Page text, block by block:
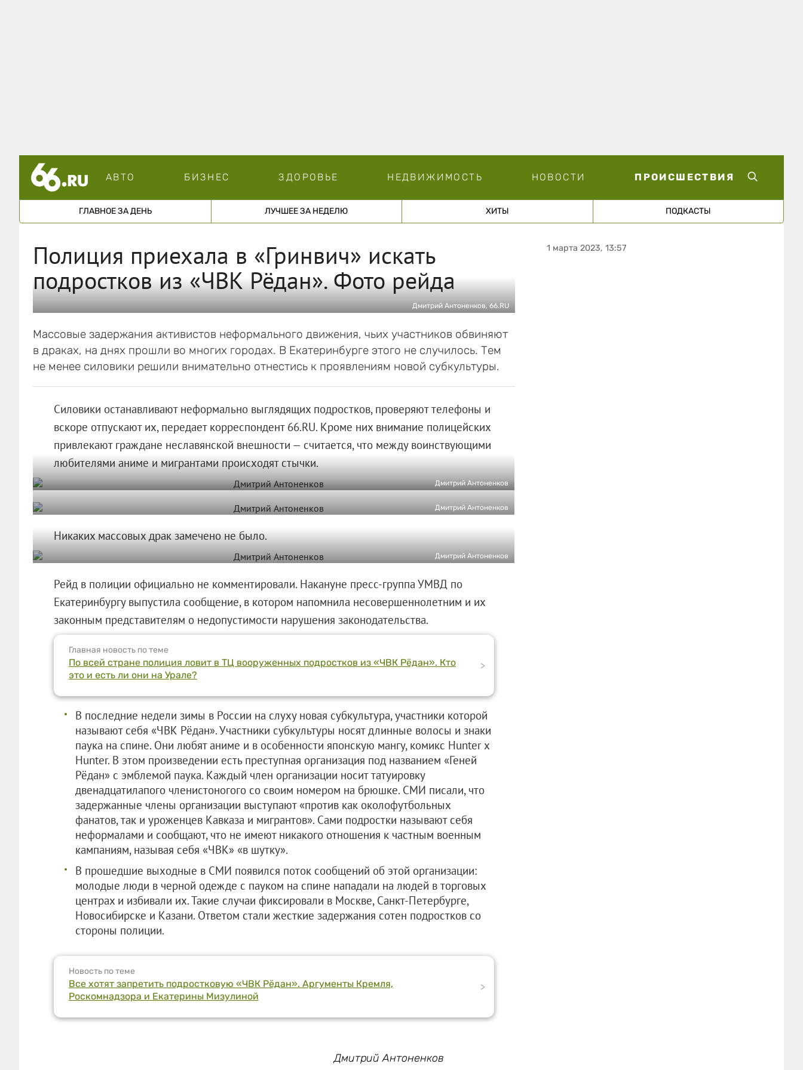
АВТО БИЗНЕС ЗДОРОВЬЕ НЕДВИЖИМОСТЬ НОВОСТИ ПРОИСШЕСТВИЯ
ГЛАВНОЕ ЗА ДЕНЬ ЛУЧШЕЕ ЗА НЕДЕЛЮ ХИТЫ ПОДКАСТЫ
Полиция приехала в «Гринвич» искать
подростков из «ЧВК Рёдан». Фото рейда
Дмитрий Антоненков, 66.RU
Массовые задержания активистов неформального движения, чьих участников обвиняют
в драках, на днях прошли во многих городах. В Екатеринбурге этого не случилось. Тем
не менее силовики решили внимательно отнестись к проявлениям новой субкультуры.
Силовики останавливают неформально выглядящих подростков, проверяют телефоны и
вскоре отпускают их, передает корреспондент 66.RU. Кроме них внимание полицейских
привлекают граждане неславянской внешности — считается, что между воинствующими
любителями аниме и мигрантами происходят стычки.
Дмитрий Антоненков
Дмитрий Антоненков
Никаких массовых драк замечено не было.
Дмитрий Антоненков
Рейд в полиции официально не комментировали. Накануне пресс-группа УМВД по
Екатеринбургу выпустила сообщение, в котором напомнила несовершеннолетним и их
законным представителям о недопустимости нарушения законодательства.
Главная новость по теме
По всей стране полиция ловит в ТЦ вооруженных подростков из «ЧВК Рёдан». Кто
это и есть ли они на Урале?
>
В последние недели зимы в России на слуху новая субкультура, участники которой
называют себя «ЧВК Рёдан». Участники субкультуры носят длинные волосы и знаки
паука на спине. Они любят аниме и в особенности японскую мангу, комикс Hunter x
Hunter. В этом произведении есть преступная организация под названием «Геней
Рёдан» с эмблемой паука. Каждый член организации носит татуировку
двенадцатилапого членистоногого со своим номером на брюшке. СМИ писали, что
задержанные члены организации выступают «против как околофутбольных
фанатов, так и уроженцев Кавказа и мигрантов». Сами подростки называют себя
неформалами и сообщают, что не имеют никакого отношения к частным военным
кампаниям, называя себя «ЧВК» «в шутку».
В прошедшие выходные в СМИ появился поток сообщений об этой организации:
молодые люди в черной одежде с пауком на спине нападали на людей в торговых
центрах и избивали их. Такие случаи фиксировали в Москве, Санкт-Петербурге,
Новосибирске и Казани. Ответом стали жесткие задержания сотен подростков со
стороны полиции.
Новость по теме
Все хотят запретить подростковую «ЧВК Рёдан». Аргументы Кремля,
Роскомнадзора и Екатерины Мизулиной
>
Дмитрий Антоненков
1 марта 2023, 13:57